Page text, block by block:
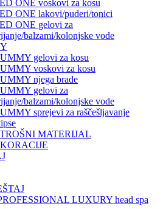
ONE voskovi za kosu
ONE lakovi/puderi/tonici
ONE gelovi za
balzami/kolonjske vode
gelovi za kosu
voskovi za kosu
njega brade
gelovi za
balzami/kolonjske vode
sprejevi za raščešljavanje
MATERIJAL
LUXURY head spa